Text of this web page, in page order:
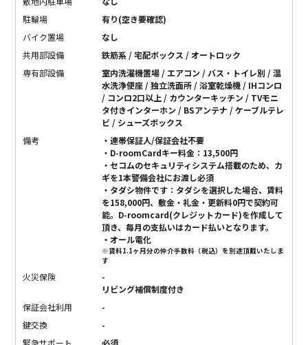
駐輪場
有り(空き要確認)
バイク置場
なし
共用部設備
鉄筋系 / 宅配ボックス / オートロック
専有部設備
室内洗濯機置場 / エアコン / バス・トイレ別 / 温
水洗浄便座 / 独立洗面所 / 浴室乾燥機 / IHコンロ
/ コンロ2口以上 / カウンターキッチン / TVモニ
タ付きインターホン / BSアンテナ / ケーブルテレ
ビ / シューズボックス
備考
・連帯保証人/保証会社不要
・D-roomCardキー料金：13,500円
・セコムのセキュリティシステム搭載のため、カ
ギを1本警備会社にお渡し必須
・タダシ物件です：タダシを選択した場合、賃料
を158,000円、敷金・礼金・更新料0円で契約可
能。D-roomcard(クレジットカード)を作成して
頂き、毎月の支払いはカード払いとなります。
・オール電化
※賃料1.1ヶ月分の仲介手数料（税込）を別途頂戴いたしま
す
火災保険
-
リビング補償制度付き
保証会社利用
-
鍵交換
-